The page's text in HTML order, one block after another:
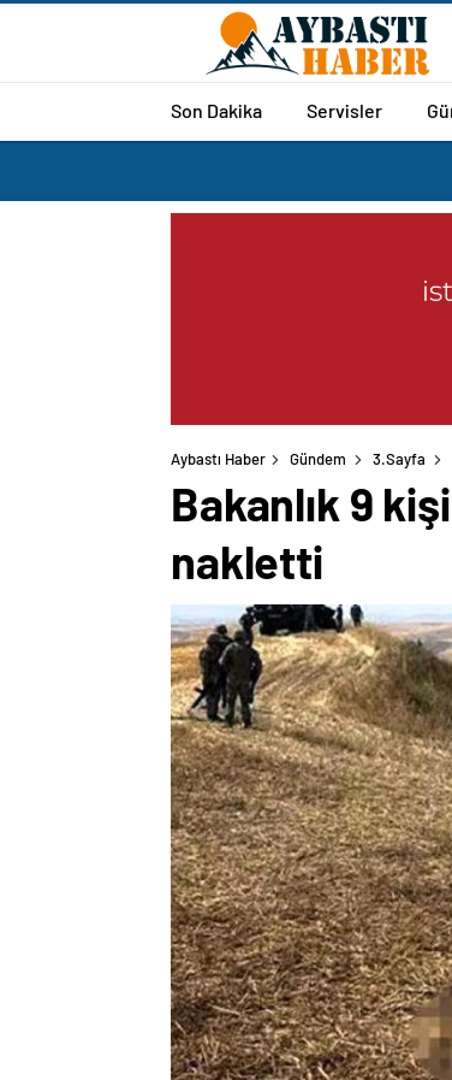
Son Dakika Servisler
Aybastı Haber Gündem 3.Sayfa
Bakanlık 9
nakletti